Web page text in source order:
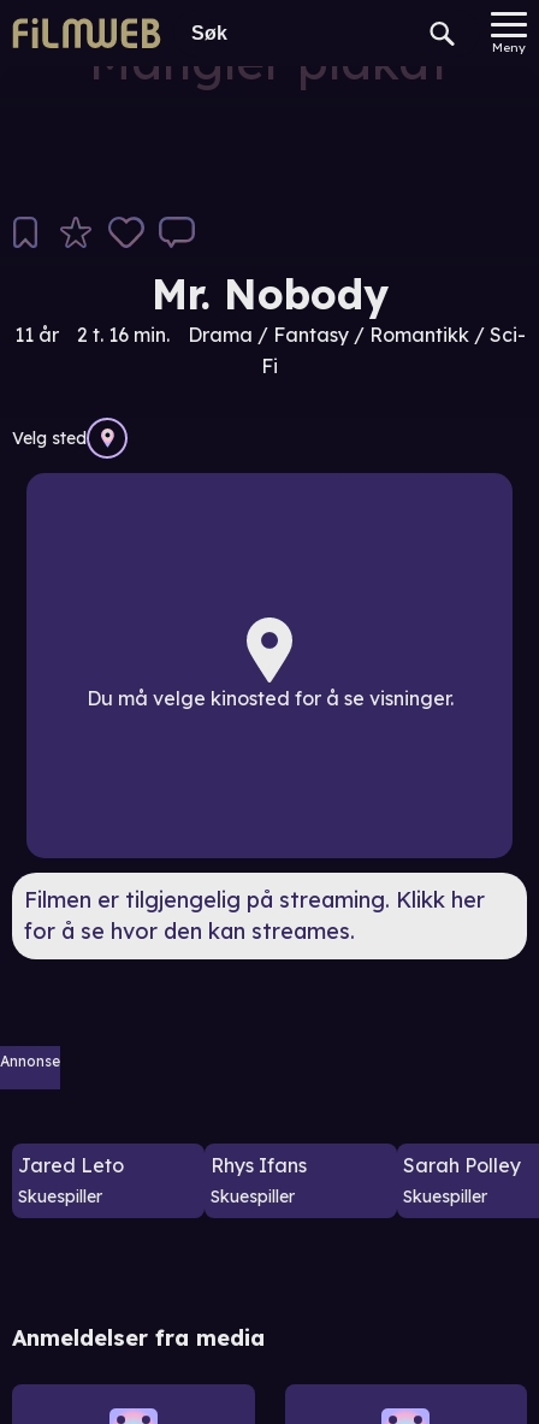
Meny
Mangler plakat
Mr. Nobody
11 år 2 t. 16 min.
Drama / Fantasy / Romantikk / Sci-
Fi
Velg sted
Du må velge kinosted for å se visninger.
Filmen er tilgjengelig på streaming. Klikk her
for å se hvor den kan streames.
Annonse
Jared Leto
Skuespiller
Rhys Ifans
Skuespiller
Sarah Polley
Skuespiller
Anmeldelser fra media